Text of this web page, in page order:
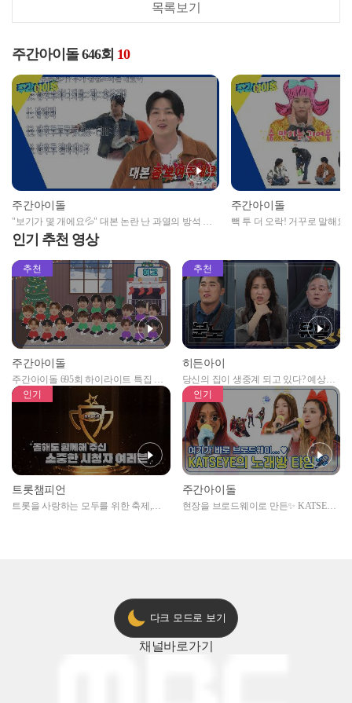
목록보기
주간아이돌 646회 10
주간아이돌
"보기가 몇 개에요💦" 대본 논란 난 과열의 방석 퀴
즈ㅋㅋ🤯
주간아이돌
빽 투 더 오락! 거꾸로 말해요
인기 추천 영상
추천
주간아이돌
주간아이돌 695회 하이라이트 특집 남
자아이돌편 예고
추천
히든아이
당신의 집이 생중계 되고 있다? 예상치
못한 곳에서 일어나는 불법촬영 범죄!
인기
트롯챔피언
트롯을 사랑하는 모두를 위한 축제,
인기
주간아이돌
현장을 브로드웨이로 만든✨ KATSEYE
다크 모드로 보기
채널바로가기